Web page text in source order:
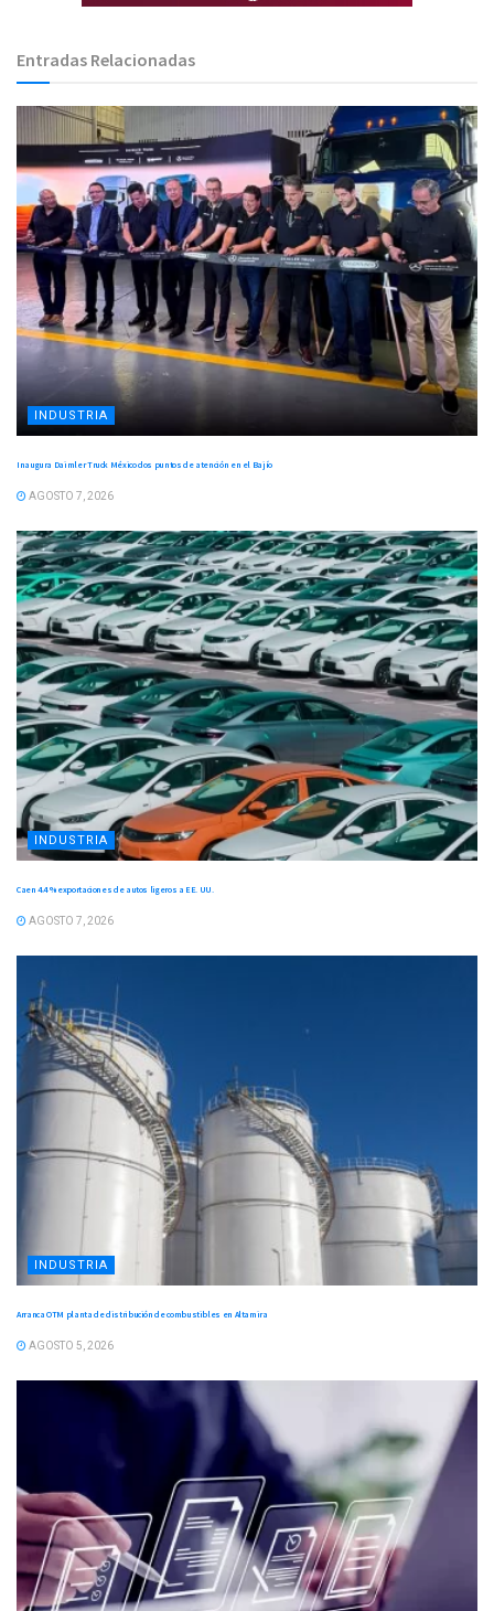
Entradas Relacionadas
INDUSTRIA
Inaugura Daimler Truck México dos puntos de atención en el Bajío
AGOSTO 7, 2026
INDUSTRIA
Caen 4.4 % exportaciones de autos ligeros a EE. UU.
AGOSTO 7, 2026
INDUSTRIA
Arranca OTM planta de distribución de combustibles en Altamira
AGOSTO 5, 2026